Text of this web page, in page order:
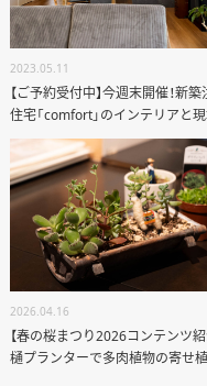
2023.05.11
【ご予約受付中】今週末開催！新
住宅「comfort」のインテリアと
様子
2026.04.16
【春の桜まつり2026コンテンツ紹
樋プランターで多肉植物の寄せ